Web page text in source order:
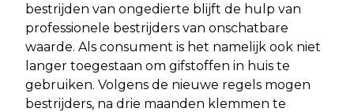
bestrijden van ongedierte blijft de hulp van
professionele bestrijders van onschatbare
waarde. Als consument is het namelijk ook niet
langer toegestaan om gifstoffen in huis te
gebruiken. Volgens de nieuwe regels mogen
bestrijders, na drie maanden klemmen te